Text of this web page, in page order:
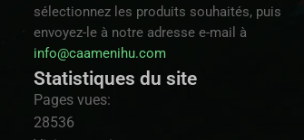
sélectionnez les produits souhaités, puis
envoyez-le à notre adresse e-mail à
info@caamenihu.com
Statistiques du site
Pages vues:
28536